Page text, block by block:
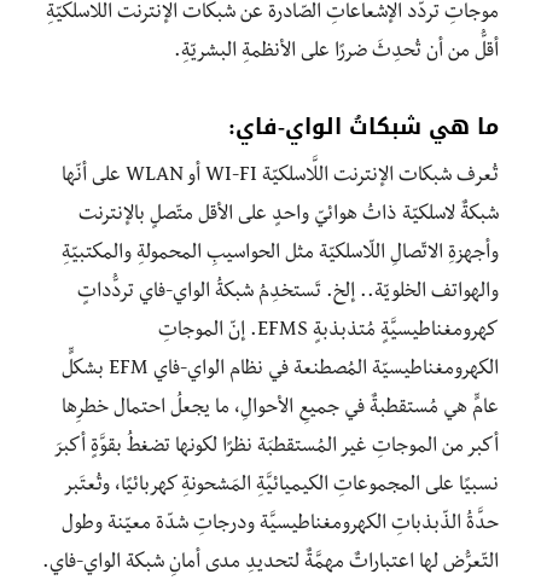
موجاتِ تردّد الإشعاعاتِ الصّادرة عن شبكات الإنترنت اللَّاسلكيّةِ
أقلُّ من أن تُحدِثَ ضررًا على الأنظمةِ البشريّةِ.
ما هي شبكاتُ الواي-فاي:
تُعرف شبكات الإنترنت اللَّاسلكيّة WI-FI أو WLAN على أنّها
شبكةٌ لاسلكيّة ذاتُ هوائيّ واحدٍ على الأقل متّصلٍ بالإنترنت
وأجهزةِ الاتّصالِ اللّاسلكيّة مثل الحواسيبِ المحمولةِ والمكتبيّةِ
والهواتف الخلويّة.. إلخ. تَستخدِمُ شبكةُ الواي-فاي تردُّداتٍ
كهرومغناطيسيَّةٍ مُتذبذبةٍ EFMS. إنّ الموجاتِ
الكهرومغناطيسيّة المُصطنعة في نظام الواي-فاي EFM بشكلٍّ
عامٍّ هي مُستقطبةٌ في جميعِ الأحوالِ، ما يجعلُ احتمال خطرِها
أكبر من الموجاتِ غير المُستقطبَة نظرًا لكونها تضغطُ بقوَّةٍ أكبرَ
نسبيًا على المجموعاتِ الكيميائيَّةِ المَشحونةِ كهربائيًا، وتُعتَبر
حدَّةُ الذّبذباتِ الكهرومغناطيسيَّة ودرجاتِ شدّة معيّنة وطول
التّعرُّض لها اعتباراتٌ مهمَّةٌ لتحديدِ مدى أمانِ شبكة الواي-فاي.